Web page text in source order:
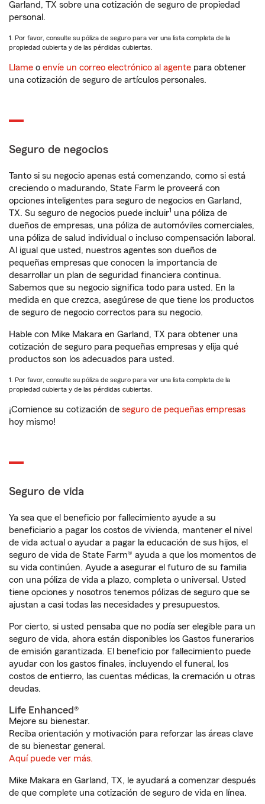
Garland, TX sobre una cotización de seguro de propiedad
personal.
1. Por favor, consulte su póliza de seguro para ver una lista completa de la
propiedad cubierta y de las pérdidas cubiertas.
Llame o envíe un correo electrónico al agente para obtener
una cotización de seguro de artículos personales.
Seguro de negocios
Tanto si su negocio apenas está comenzando, como si está
creciendo o madurando, State Farm le proveerá con
opciones inteligentes para seguro de negocios en Garland,
TX. Su seguro de negocios puede incluir1 una póliza de
dueños de empresas, una póliza de automóviles comerciales,
una póliza de salud individual o incluso compensación laboral.
Al igual que usted, nuestros agentes son dueños de
pequeñas empresas que conocen la importancia de
desarrollar un plan de seguridad financiera continua.
Sabemos que su negocio significa todo para usted. En la
medida en que crezca, asegúrese de que tiene los productos
de seguro de negocio correctos para su negocio.
Hable con Mike Makara en Garland, TX para obtener una
cotización de seguro para pequeñas empresas y elija qué
productos son los adecuados para usted.
1. Por favor, consulte su póliza de seguro para ver una lista completa de la
propiedad cubierta y de las pérdidas cubiertas.
¡Comience su cotización de seguro de pequeñas empresas
hoy mismo!
Seguro de vida
Ya sea que el beneficio por fallecimiento ayude a su
beneficiario a pagar los costos de vivienda, mantener el nivel
de vida actual o ayudar a pagar la educación de sus hijos, el
seguro de vida de State Farm® ayuda a que los momentos de
su vida continúen. Ayude a asegurar el futuro de su familia
con una póliza de vida a plazo, completa o universal. Usted
tiene opciones y nosotros tenemos pólizas de seguro que se
ajustan a casi todas las necesidades y presupuestos.
Por cierto, si usted pensaba que no podía ser elegible para un
seguro de vida, ahora están disponibles los Gastos funerarios
de emisión garantizada. El beneficio por fallecimiento puede
ayudar con los gastos finales, incluyendo el funeral, los
costos de entierro, las cuentas médicas, la cremación u otras
deudas.
Life Enhanced®
Mejore su bienestar.
Reciba orientación y motivación para reforzar las áreas clave
de su bienestar general.
Aquí puede ver más.
Mike Makara en Garland, TX, le ayudará a comenzar después
de que complete una cotización de seguro de vida en línea.